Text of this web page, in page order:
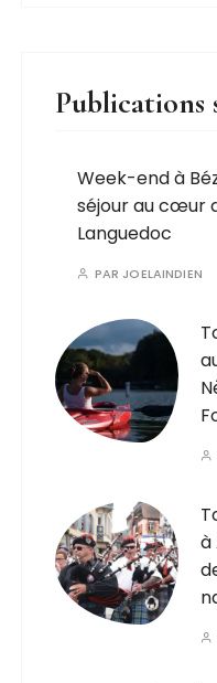
Publications
Week-end à
séjour au cœur
Languedoc
PAR JOELAINDIEN
à